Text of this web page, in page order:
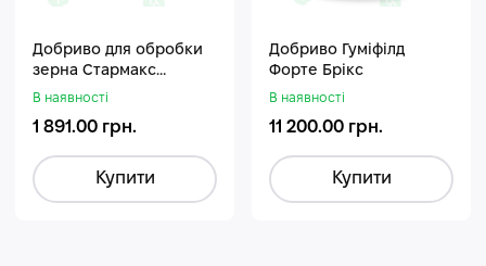
Добриво для обробки
зерна Стармакс
Гуміфос
В наявності
1 891.00 грн.
Купити
Добриво Гуміфілд
Форте Брікс
В наявності
11 200.00 грн.
Купити